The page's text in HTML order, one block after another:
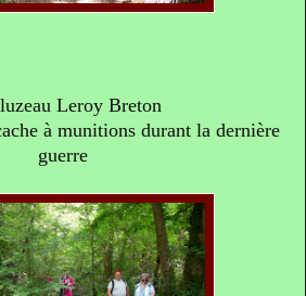
Leroy Breton
à munitions durant la dernière
guerre